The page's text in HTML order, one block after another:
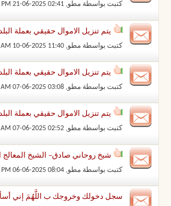
كتبت بواسطة مطو‏, 21-06-2025 02:41 PM
يتم تنزيل الاموال حقيقي بعملة البلد 00201203443373
كتبت بواسطة مطو‏, 10-06-2025 11:40 AM
يتم تنزيل الاموال حقيقي بعملة البلد
كتبت بواسطة مطو‏, 07-06-2025 03:08 AM
يتم تنزيل الاموال حقيقي بعملة البلد
كتبت بواسطة مطو‏, 07-06-2025 02:52 AM
شيخ روحاني صادق– الشيخ المعالج الروحاني طلال نور –
كتبت بواسطة مطو‏, 06-06-2025 08:04 PM
سجل دخولك وخروجك ب اللَّهُمَ إني